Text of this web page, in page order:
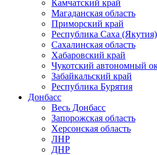
Камчатский край
Магаданская область
Приморский край
Республика Саха (Якутия)
Сахалинская область
Хабаровский край
Чукотский автономный
Забайкальский край
Республика Бурятия
Донбасс
Весь Донбасс
Запорожская область
Херсонская область
ЛНР
ДНР